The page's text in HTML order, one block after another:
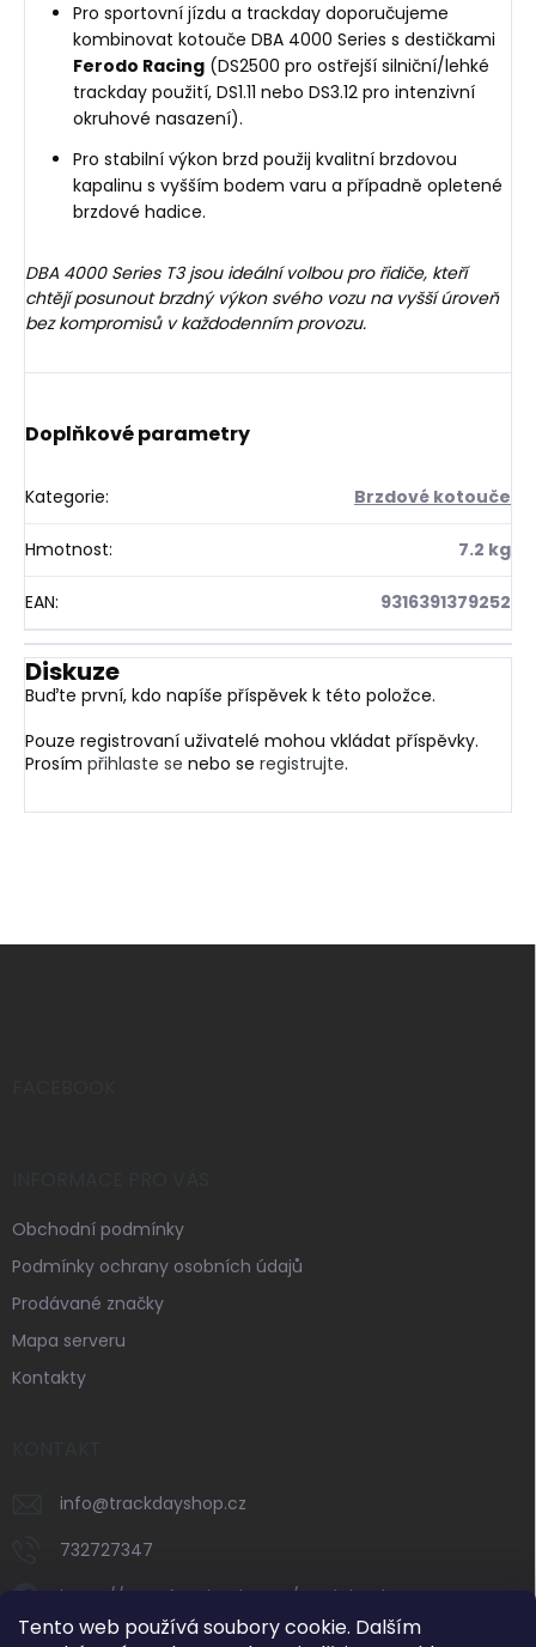
Tento web používá soubory cookie. Dalším
Pro sportovní jízdu a trackday doporučujeme
kombinovat kotouče DBA 4000 Series s destičkami
Ferodo Racing (DS2500 pro ostřejší silniční/lehké
trackday použití, DS1.11 nebo DS3.12 pro intenzivní
okruhové nasazení).
Pro stabilní výkon brzd použij kvalitní brzdovou
kapalinu s vyšším bodem varu a případně opletené
brzdové hadice.
DBA 4000 Series T3 jsou ideální volbou pro řidiče, kteří
chtějí posunout brzdný výkon svého vozu na vyšší úroveň
bez kompromisů v každodenním provozu.
Doplňkové parametry
Kategorie: Brzdové kotouče
Hmotnost: 7.2 kg
EAN: 9316391379252
Diskuze
Buďte první, kdo napíše příspěvek k této položce.
Pouze registrovaní uživatelé mohou vkládat příspěvky.
Prosím přihlaste se nebo se registrujte.
Obchodní podmínky
Podmínky ochrany osobních údajů
Prodávané značky
Mapa serveru
Kontakty
info@trackdayshop.cz
732727347
https://www.facebook.com/trackdayshop